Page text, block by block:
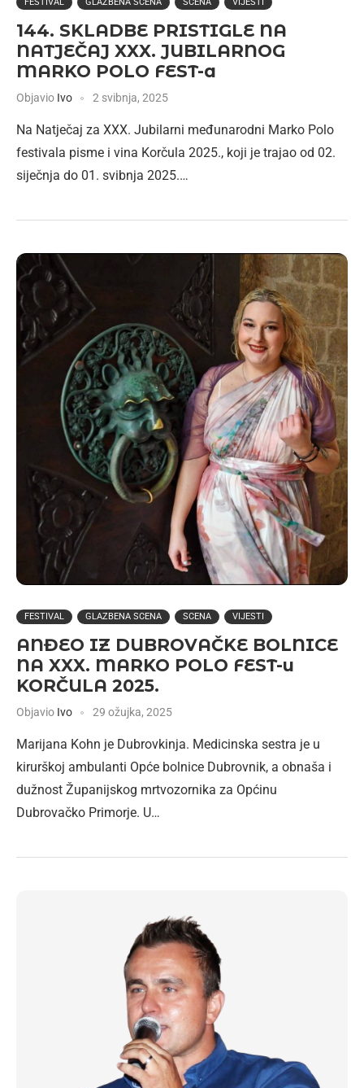
144. SKLADBE PRISTIGLE NA
NATJEČAJ XXX. JUBILARNOG
MARKO POLO FEST-a
Objavio Ivo 2 svibnja, 2025
Na Natječaj za XXX. Jubilarni međunarodni Marko Polo
festivala pisme i vina Korčula 2025., koji je trajao od 02.
siječnja do 01. svibnja 2025.…
FESTIVAL GLAZBENA SCENA SCENA VIJESTI
ANĐEO IZ DUBROVAČKE BOLNICE
NA XXX. MARKO POLO FEST-u
KORČULA 2025.
Objavio Ivo 29 ožujka, 2025
Marijana Kohn je Dubrovkinja. Medicinska sestra je u
kirurškoj ambulanti Opće bolnice Dubrovnik, a obnaša i
dužnost Županijskog mrtvozornika za Općinu
Dubrovačko Primorje. U…